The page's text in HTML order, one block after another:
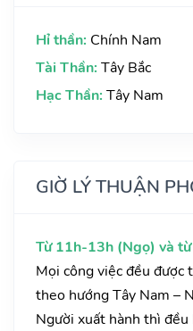
Hỉ thần: Chính Nam
Tài Thần: Tây Bắc
Hạc Thần: Tây Nam
GIỜ LÝ THUẬN
Từ 11h-13h (Ngọ) và
Mọi công việc đều
theo hướng Tây Nam –
Người xuất hành thì đều